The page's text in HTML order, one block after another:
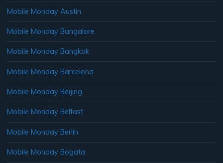
Mobile Monday Austin
Mobile Monday Bangalore
Mobile Monday Bangkok
Mobile Monday Barcelona
Mobile Monday Beijing
Mobile Monday Belfast
Mobile Monday Berlin
Mobile Monday Bogata